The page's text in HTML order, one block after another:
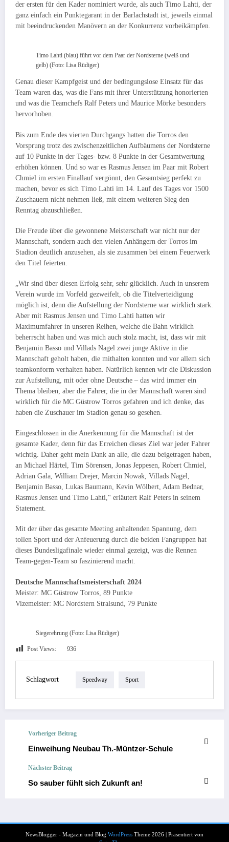
der ersten für den Kader nominiert wurde, als auch Timo Lahti, der
ganz einfach ein Punktegarant in der Barlachstadt ist, jeweils einmal
mit beeindruckenden Manövern an der Konkurrenz vorbeikämpfen.
Timo Lahti (blau) führt vor dem Paar der Nordsterne (weiß und
gelb) (Foto: Lisa Rüdiger)
Genau dieser Kampfgeist und der bedingungslose Einsatz für das
Team waren das, was die Fans mit ihrer Unterstützung honorierten
und was die Teamchefs Ralf Peters und Maurice Mörke besonders
hervorhoben.
Bis zum Ende des vierten Durchgangs hatten die Torros den
Vorsprung trotz des zwischenzeitlichen Aufbäumens der Nordsterne
auf 10 Punkte in der Tages- bzw. 8 Punkte in der Gesamtwertung
erhöhen können. Und so war es Rasmus Jensen im Paar mit Robert
Chmiel im ersten Finallauf vergönnt, den Gesamtsieg perfekt zu
machen, bevor es sich Timo Lahti im 14. Lauf des Tages vor 1500
Zuschauern nicht nehmen ließ, mit einem weiteren Sieg den
Renntag abzuschließen.
Die Freude über die gewonnene Meisterschaft war nicht nur der
Mannschaft, sondern auch den vielen Anhängern der Torros im
Stadion deutlich anzusehen, als sie zusammen bei einem Feuerwerk
den Titel feierten.
„Wir sind über diesen Erfolg sehr, sehr glücklich. Auch in unserem
Verein wurde im Vorfeld gezweifelt, ob die Titelverteidigung
möglich ist, denn die Aufstellung der Nordsterne war wirklich stark.
Aber mit Rasmus Jensen und Timo Lahti hatten wir
Maximumfahrer in unseren Reihen, welche die Bahn wirklich
beherrscht haben und was mich auch stolz macht, ist, dass wir mit
Benjamin Basso und Villads Nagel zwei junge Aktive in die
Mannschaft geholt haben, die mithalten konnten und vor allem sich
teamkonform verhalten haben. Natürlich kennen wir die Diskussion
zur Aufstellung, mit oder ohne Deutsche – das wird immer ein
Thema bleiben, aber die Fahrer, die in der Mannschaft waren sind
wirklich für die MC Güstrow Torros gefahren und ich denke, das
haben die Zuschauer im Stadion genau so gesehen.
Eingeschlossen in die Anerkennung für die Mannschaft ist der
gesamte Kader, denn für das Erreichen dieses Ziel war jeder Fahrer
wichtig. Daher geht mein Dank an alle, die dazu beigetragen haben,
an Michael Härtel, Tim Sörensen, Jonas Jeppesen, Robert Chmiel,
Adrian Gala, William Drejer, Marcin Nowak, Villads Nagel,
Benjamin Basso, Lukas Baumann, Kevin Wölbert, Adam Bednar,
Rasmus Jensen und Timo Lahti,“ erläutert Ralf Peters in seinem
Statement.
Mit der über das gesamte Meeting anhaltenden Spannung, dem
tollen Sport und der Anfeuerung durch die beiden Fangruppen hat
dieses Bundesligafinale wieder einmal gezeigt, was die Rennen
Team-gegen-Team so faszinierend macht.
Deutsche Mannschaftsmeisterschaft 2024
Meister: MC Güstrow Torros, 89 Punkte
Vizemeister: MC Nordstern Stralsund, 79 Punkte
Siegerehrung (Foto: Lisa Rüdiger)
Post Views: 936
Schlagwort Speedway Sport
Vorheriger Beitrag
Einweihung Neubau Th.-Müntzer-Schule
Nächster Beitrag
So sauber fühlt sich Zukunft an!
NewsBlogger - Magazin und Blog WordPress Theme 2026 | Präsentiert von